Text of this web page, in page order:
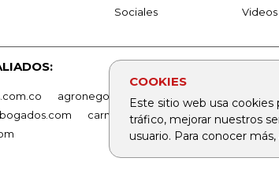
COOKIES
Este sitio web usa cookies
tráfico, mejorar nuestros
usuario. Para conocer
Sociales Videos
agronegocios.co
carnavalindustriacultural.com